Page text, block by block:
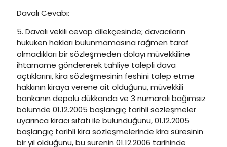
Davalı Cevabı:
5. Davalı vekili cevap dilekçesinde; davacıların
hukuken hakları bulunmamasına rağmen taraf
olmadıkları bir sözleşmeden dolayı müvekkiline
ihtarname göndererek tahliye talepli dava
açtıklarını, kira sözleşmesinin feshini talep etme
hakkının kiraya verene ait olduğunu, müvekkili
bankanın depolu dükkanda ve 3 numaralı bağımsız
bölümde 01.12.2005 başlangıç tarihli sözleşmeler
uyarınca kiracı sıfatı ile bulunduğunu, 01.12.2005
başlangıç tarihli kira sözleşmelerinde kira süresinin
bir yıl olduğunu, bu sürenin 01.12.2006 tarihinde